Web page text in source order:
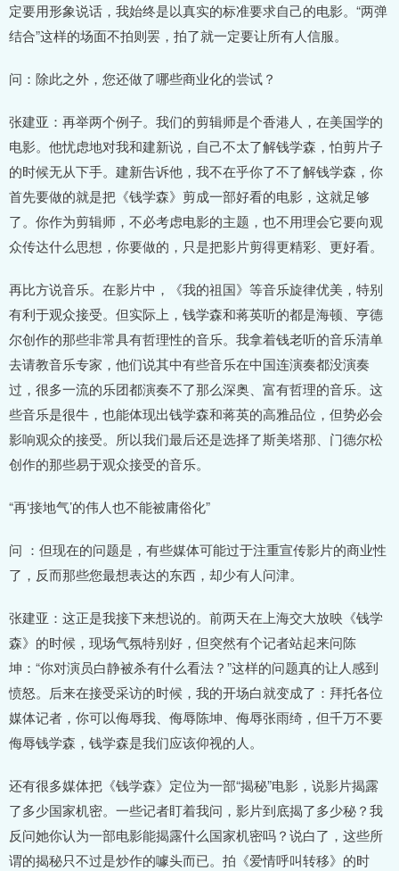
定要用形象说话，我始终是以真实的标准要求自己的电影。“两弹
结合”这样的场面不拍则罢，拍了就一定要让所有人信服。
问：除此之外，您还做了哪些商业化的尝试？
张建亚：再举两个例子。我们的剪辑师是个香港人，在美国学的
电影。他忧虑地对我和建新说，自己不太了解钱学森，怕剪片子
的时候无从下手。建新告诉他，我不在乎你了不了解钱学森，你
首先要做的就是把《钱学森》剪成一部好看的电影，这就足够
了。你作为剪辑师，不必考虑电影的主题，也不用理会它要向观
众传达什么思想，你要做的，只是把影片剪得更精彩、更好看。
再比方说音乐。在影片中，《我的祖国》等音乐旋律优美，特别
有利于观众接受。但实际上，钱学森和蒋英听的都是海顿、亨德
尔创作的那些非常具有哲理性的音乐。我拿着钱老听的音乐清单
去请教音乐专家，他们说其中有些音乐在中国连演奏都没演奏
过，很多一流的乐团都演奏不了那么深奥、富有哲理的音乐。这
些音乐是很牛，也能体现出钱学森和蒋英的高雅品位，但势必会
影响观众的接受。所以我们最后还是选择了斯美塔那、门德尔松
创作的那些易于观众接受的音乐。
“再‘接地气’的伟人也不能被庸俗化”
问 ：但现在的问题是，有些媒体可能过于注重宣传影片的商业性
了，反而那些您最想表达的东西，却少有人问津。
张建亚：这正是我接下来想说的。前两天在上海交大放映《钱学
森》的时候，现场气氛特别好，但突然有个记者站起来问陈
坤：“你对演员白静被杀有什么看法？”这样的问题真的让人感到
愤怒。后来在接受采访的时候，我的开场白就变成了：拜托各位
媒体记者，你可以侮辱我、侮辱陈坤、侮辱张雨绮，但千万不要
侮辱钱学森，钱学森是我们应该仰视的人。
还有很多媒体把《钱学森》定位为一部“揭秘”电影，说影片揭露
了多少国家机密。一些记者盯着我问，影片到底揭了多少秘？我
反问她你认为一部电影能揭露什么国家机密吗？说白了，这些所
谓的揭秘只不过是炒作的噱头而已。拍《爱情呼叫转移》的时